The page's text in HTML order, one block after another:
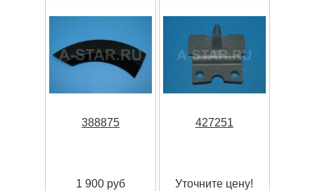
388875
1 900 руб
427251
Уточните цену!